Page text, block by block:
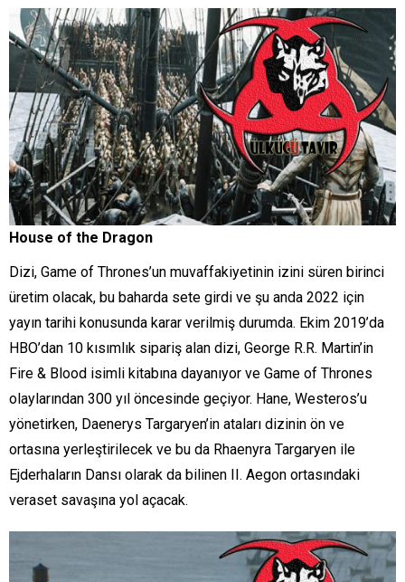
House of the Dragon
Dizi, Game of Thrones’un muvaffakiyetinin izini süren birinci
üretim olacak, bu baharda sete girdi ve şu anda 2022 için
yayın tarihi konusunda karar verilmiş durumda. Ekim 2019’da
HBO’dan 10 kısımlık sipariş alan dizi, George R.R. Martin’in
Fire & Blood isimli kitabına dayanıyor ve Game of Thrones
olaylarından 300 yıl öncesinde geçiyor. Hane, Westeros’u
yönetirken, Daenerys Targaryen’in ataları dizinin ön ve
ortasına yerleştirilecek ve bu da Rhaenyra Targaryen ile
Ejderhaların Dansı olarak da bilinen II. Aegon ortasındaki
veraset savaşına yol açacak.